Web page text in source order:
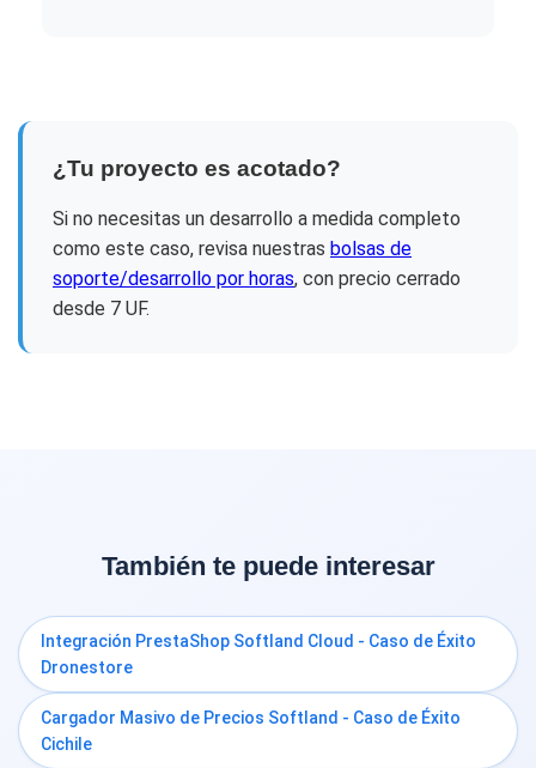
¿Tu proyecto es acotado?
Si no necesitas un desarrollo a medida completo
como este caso, revisa nuestras bolsas de
soporte/desarrollo por horas, con precio cerrado
desde 7 UF.
También te puede interesar
Integración PrestaShop Softland Cloud - Caso de Éxito
Dronestore
Cargador Masivo de Precios Softland - Caso de Éxito
Cichile